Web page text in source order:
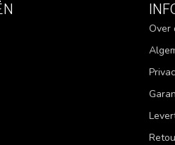
Over